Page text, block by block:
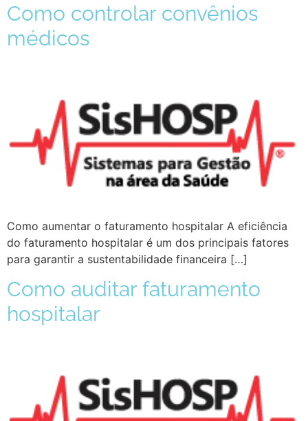
Como controlar convênios
médicos
Como aumentar o faturamento hospitalar A eficiência
do faturamento hospitalar é um dos principais fatores
para garantir a sustentabilidade financeira […]
Como auditar faturamento
hospitalar